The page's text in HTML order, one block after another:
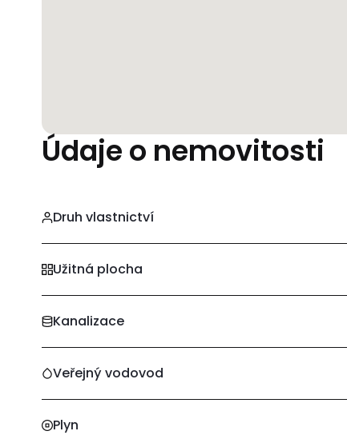
Údaje o nemovitosti
Druh vlastnictví
Užitná plocha
Kanalizace
Veřejný vodovod
Plyn